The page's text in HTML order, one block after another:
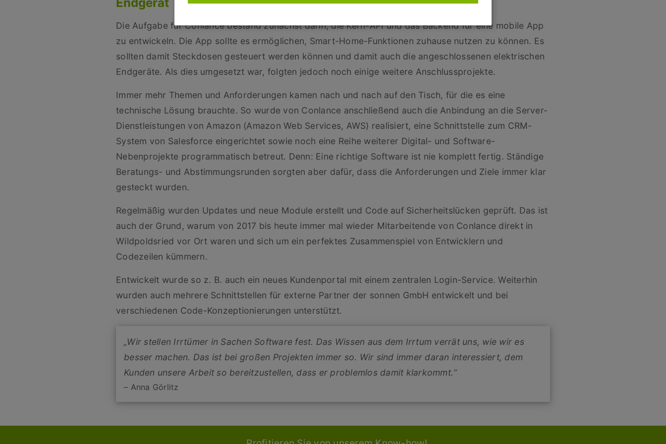
Die Aufgabe für Conlance bestand zunächst darin, die Kern-API und das Backend für eine mobile App
zu entwickeln. Die App sollte es ermöglichen, Smart-Home-Funktionen zuhause nutzen zu können. Es
sollten damit Steckdosen gesteuert werden können und damit auch die angeschlossenen elektrischen
Endgeräte. Als dies umgesetzt war, folgten jedoch noch einige weitere Anschlussprojekte.
Immer mehr Themen und Anforderungen kamen nach und nach auf den Tisch, für die es eine
technische Lösung brauchte. So wurde von Conlance anschließend auch die Anbindung an die Server-
Dienstleistungen von Amazon (Amazon Web Services, AWS) realisiert, eine Schnittstelle zum CRM-
System von Salesforce eingerichtet sowie noch eine Reihe weiterer Digital- und Software-
Nebenprojekte programmatisch betreut. Denn: Eine richtige Software ist nie komplett fertig. Ständige
Beratungs- und Abstimmungsrunden sorgten aber dafür, dass die Anforderungen und Ziele immer klar
gesteckt wurden.
Regelmäßig wurden Updates und neue Module erstellt und Code auf Sicherheitslücken geprüft. Das ist
auch der Grund, warum von 2017 bis heute immer mal wieder Mitarbeitende von Conlance direkt in
Wildpoldsried vor Ort waren und sich um ein perfektes Zusammenspiel von Entwicklern und
Codezeilen kümmern.
Entwickelt wurde so z. B. auch ein neues Kundenportal mit einem zentralen Login-Service. Weiterhin
wurden auch mehrere Schnittstellen für externe Partner der sonnen GmbH entwickelt und bei
verschiedenen Code-Konzeptionierungen unterstützt.
„Wir stellen Irrtümer in Sachen Software fest. Das Wissen aus dem Irrtum verrät uns, wie wir es
besser machen. Das ist bei großen Projekten immer so. Wir sind immer daran interessiert, dem
Kunden unsere Arbeit so bereitzustellen, dass er problemlos damit klarkommt.“
– Anna Görlitz